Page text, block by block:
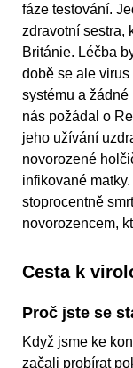
fáze testování.
zdravotní sestra,
Británie. Léčba
době se ale
systému a
nás požádal o
jeho užívání
novorozené
infikované
stoprocentně
novorozencem,
Cesta k
Proč jste se
Když jsme ke
začali probírat